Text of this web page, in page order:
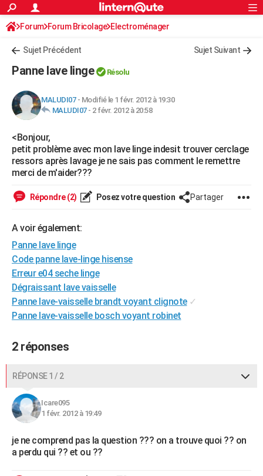
ACTUALITÉS
Politique
Société
Faits Divers
Education
Monde
Villes
+
Retraite
Impôts
Epargne
Immobilier
Risques naturels par ville
Banque
Assurance
Crédit
AUTO
HIGH-TECH
Mobiles
Meilleur smartphone
Internet
Ordinateurs
Jeux vidéo
Guide high-tech
+BRICOLAGE
Forum
Aménagement intérieur
Extérieur
Cuisine
Salle de bains
Jardinage
Rangement
Guides de France
Escapades
Patrimoine
Expositions
Musées
Week-end nature
Art de vivre
Bien-être
Loisirs
Mode
Modes de vie
SANTE
Alimentation
Guide de la santé
Maladies
Médicaments
Sommeil
VOYAGE
Destinations
City break
Voyage nature
Voyage de noces
Forum
Climat
+PHOTO
GUIDES D'ACHAT
CARTE DE VOEUX
Carte de Noël
Carte Bonne année
Carte Saint-Valentin
Carte Pâques
Carte d'anniversaire
DICTIONNAIRE
Dictionnaire
Biographies
Citations
Expressions
Proverbes
PROGRAMME TV
COPAINS D'AVANT
S'inscrire
Se connecter
Lycées
Collèges
Primaires
Universités
Entreprises
Service militaire
Avis de recherche
AVIS DE DÉCÈS
S'inscrire
Connexion
Forum Forum Bricolage Electroménager
Sujet Précédent Sujet Suivant
Panne lave linge Résolu
MALUDI07- Modifié le 1 févr. 2012 à 19:30
MALUDI07- 2 févr. 2012 à 20:58
<Bonjour,
petit problème avec mon lave linge indesit trouver cerclage
ressors après lavage je ne sais pas comment le remettre
merci de m'aider???
Répondre (2) Posez votre question Partager
A voir également:
Panne lave linge
Code panne lave-linge hisense
Erreur e04 seche linge
Dégraissant lave vaisselle
Panne lave-vaisselle brandt voyant clignote ✓
Panne lave-vaisselle bosch voyant robinet
2 réponses
RÉPONSE 1 / 2
Icare095
1 févr. 2012 à 19:49
je ne comprend pas la question ??? on a trouve quoi ?? on
a perdu qui ?? et ou ??